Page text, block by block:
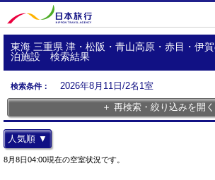
東海 三重県 津・松阪・青山高原・赤目・伊
泊施設 検索結果
検索条件：
2026年8月11日/2名1室
＋ 再検索・絞り込みを開く
人気順 ▼
8月8日04:00現在の空室状況です。